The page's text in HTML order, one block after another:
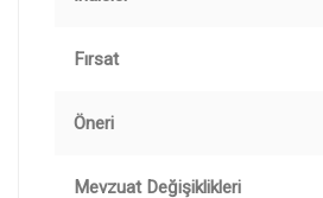
Fırsat
Öneri
Mevzuat Değişiklikleri